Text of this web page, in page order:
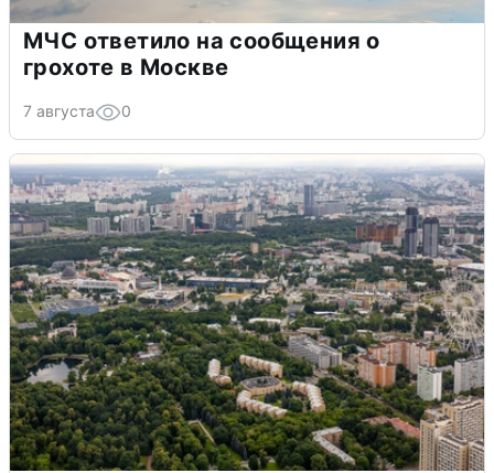
МЧС ответило на сообщения о
грохоте в Москве
7 августа 0